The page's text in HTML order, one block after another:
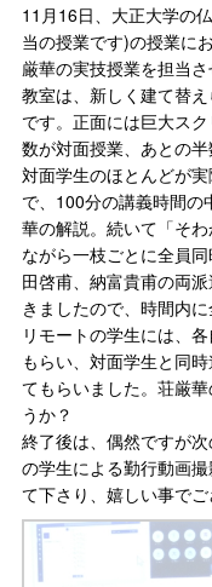
11月16日、大正大学の
当の授業です)の授業に
厳華の実技授業を担当さ
教室は、新しく建て替
です。正面には巨大ス
数が対面授業、あとの半
対面学生のほとんどが
で、100分の講義時間の
華の解説。続いて「そ
ながら一枝ごとに全員
田啓甫、納富貴甫の両
きましたので、時間内
リモートの学生には、
もらい、対面学生と同
てもらいました。荘厳
うか？
終了後は、偶然ですが
の学生による勤行動画
て下さり、嬉しい事でご